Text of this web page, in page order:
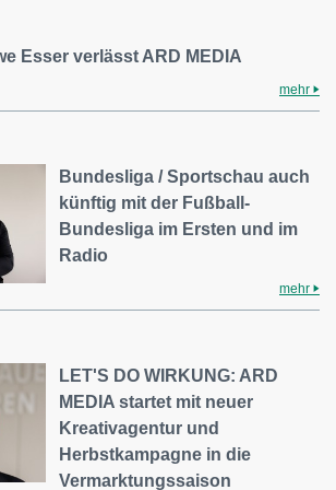
Esser verlässt ARD MEDIA
mehr
Bundesliga / Sportschau auch
künftig mit der Fußball-
Bundesliga im Ersten und im
Radio
mehr
LET'S DO WIRKUNG: ARD
MEDIA startet mit neuer
Kreativagentur und
Herbstkampagne in die
Vermarktungssaison